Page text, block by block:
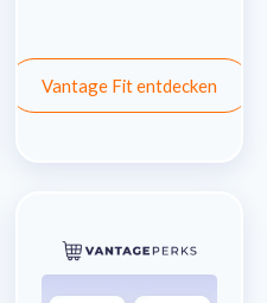
Vantage Fit entdecken